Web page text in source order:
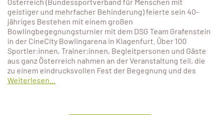
geistiger und mehrfacher Behinderung) feierte sein 40-
jähriges Bestehen mit einem großen
Bowlingbegegnungsturnier mit dem DSG Team Grafenstein
in der CineCity Bowlingarena in Klagenfurt. Über 100
Sportler:innen, Trainer:innen, Begleitpersonen und Gäste
aus ganz Österreich nahmen an der Veranstaltung teil, die
zu einem eindrucksvollen Fest der Begegnung und des
Weiterlesen...